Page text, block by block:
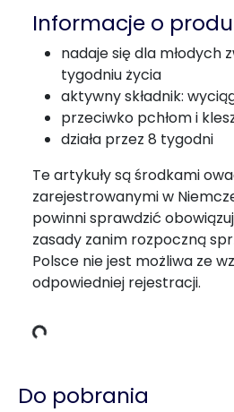
Informacje o
nadaje się dla młodych
tygodniu życia
aktywny składnik:
przeciwko pchłom i
działa przez 8 tygodni
Te artykuły są środkami
zarejestrowanymi w
powinni sprawdzić
zasady zanim rozpoczną
Polsce nie jest możliwa ze
odpowiedniej rejestracji.
Do pobrania